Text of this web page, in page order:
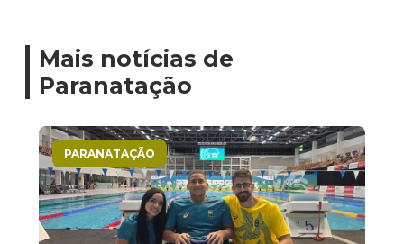
Mais notícias de
Paranatação
PARANATAÇÃO